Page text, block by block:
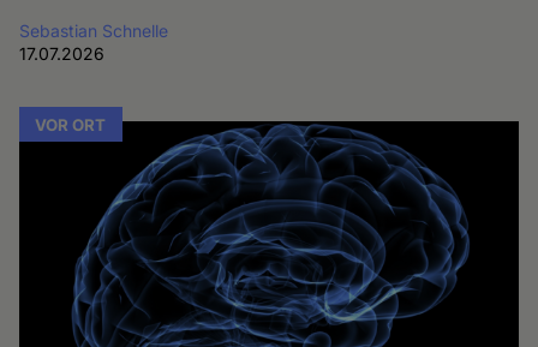
Sebastian Schnelle
17.07.2026
VOR ORT